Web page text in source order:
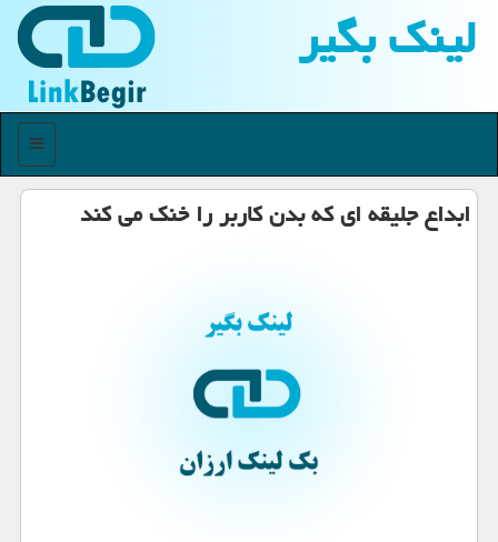
لینك بگیر
منو
ابداع جلیقه ای كه بدن كاربر را خنك می كند